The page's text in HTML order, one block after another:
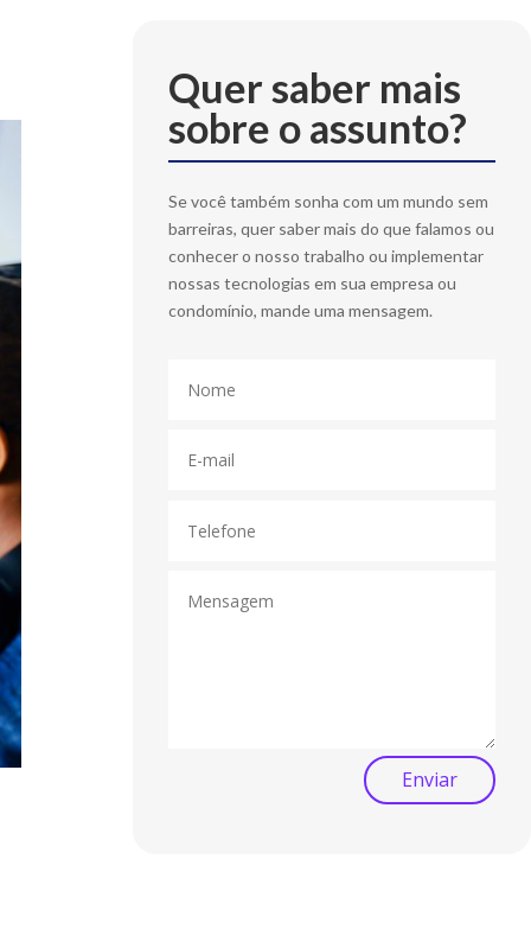
Quer saber mais
sobre o assunto?
Se você também sonha com um mundo sem
barreiras, quer saber mais do que falamos ou
conhecer o nosso trabalho ou implementar
nossas tecnologias em sua empresa ou
condomínio, mande uma mensagem.
Enviar